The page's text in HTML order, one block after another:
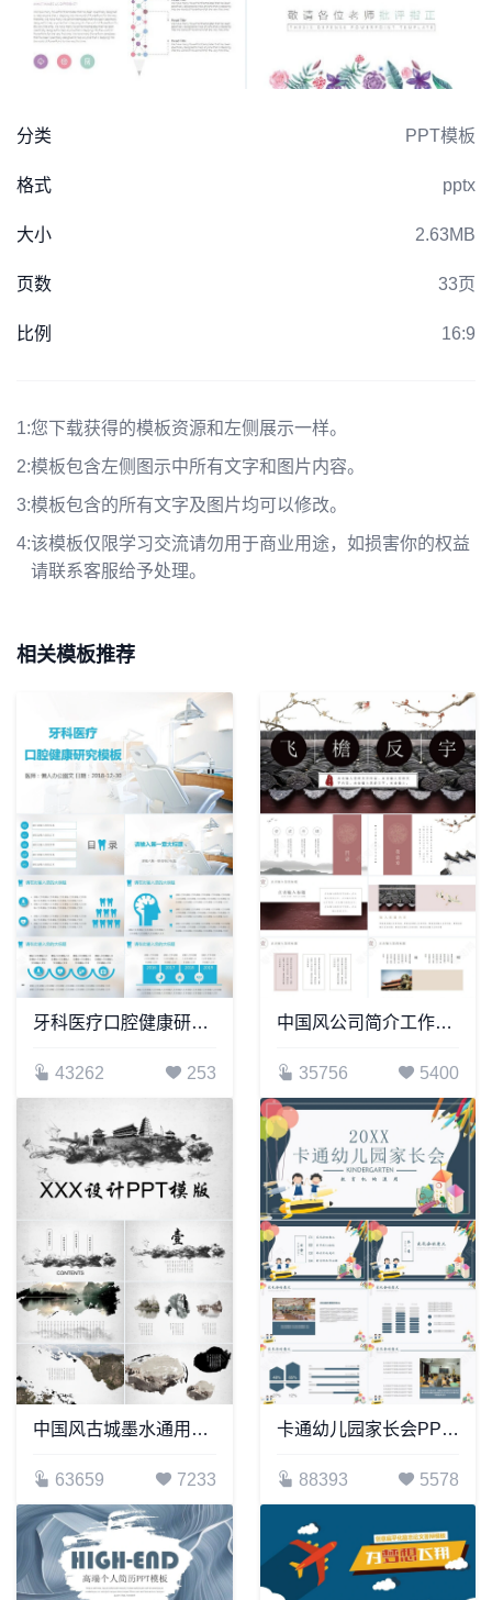
分类 PPT模板
格式 pptx
大小 2.63MB
页数 33页
比例 16:9
1:您下载获得的模板资源和左侧展示一样。
2:模板包含左侧图示中所有文字和图片内容。
3:模板包含的所有文字及图片均可以修改。
4:该模板仅限学习交流请勿用于商业用途，如损害你的权益
请联系客服给予处理。
相关模板推荐
牙科医疗口腔健康研究模板
43262 253
中国风公司简介工作总结通用PPT模板
35756 5400
中国风古城墨水通用PPT模板
63659 7233
卡通幼儿园家长会PPT模板教育机构通用
88393 5578